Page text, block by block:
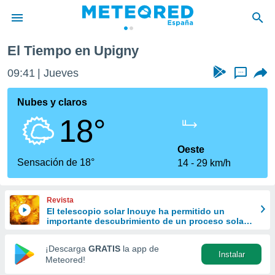
de
por
que se
calidad.
a este
las
y
forma
digital
basada
El Tiempo en Upigny
09:41 Jueves ...
Nubes y claros
18°
Sensación de 18°
Oeste
14
29 km/h
Revista
El telescopio solar Inouye ha permitido un
importante descubrimiento de un proceso solar
¡Descarga GRATIS la app de
Meteored!
Instalar